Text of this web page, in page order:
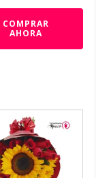
COMPRAR
AHORA